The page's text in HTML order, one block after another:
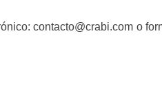
contacto@crabi.com o